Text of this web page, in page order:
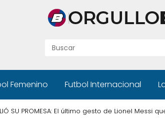
Femenino Futbol Internacional
SU PROMESA: El último gesto de Lionel Messi